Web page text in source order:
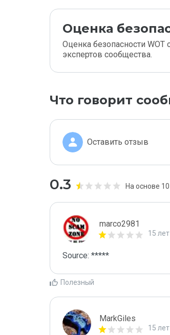
Оценка
Оценка безопасности
экспертов сообщества.
Что говорит
Оставить отзыв
0.3 На основе
marco2981
15
Source: *****
Полезный
MarkGiles
15